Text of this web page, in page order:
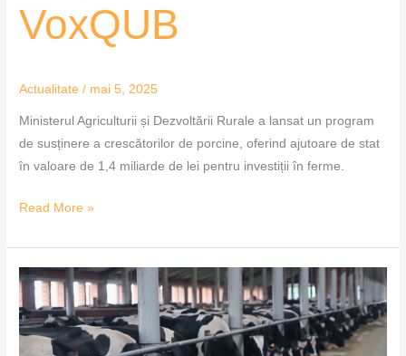
VoxQUB
Actualitate / mai 5, 2025
Ministerul Agriculturii și Dezvoltării Rurale a lansat un program
de susținere a crescătorilor de porcine, oferind ajutoare de stat
în valoare de 1,4 miliarde de lei pentru investiții în ferme.
Read More »
Febra
aftoasă
amenință
stabilitatea